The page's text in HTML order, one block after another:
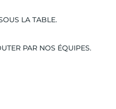
LA TABLE.
PAR NOS ÉQUIPES.